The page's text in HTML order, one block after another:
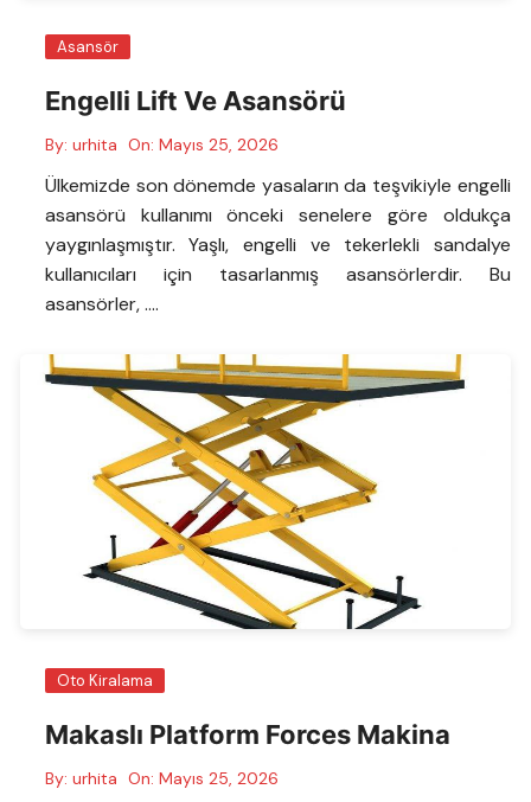
Asansör
Engelli Lift Ve Asansörü
By: urhita On: Mayıs 25, 2026
Ülkemizde son dönemde yasaların da teşvikiyle engelli
asansörü kullanımı önceki senelere göre oldukça
yaygınlaşmıştır. Yaşlı, engelli ve tekerlekli sandalye
kullanıcıları için tasarlanmış asansörlerdir. Bu
asansörler, ….
Oto Kiralama
Makaslı Platform Forces Makina
By: urhita On: Mayıs 25, 2026